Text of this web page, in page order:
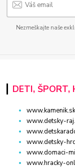
Nezmeškajte naše
DETI, ŠPORT,
www.detsky-
www.detsky-
www.domaci-
www.hracky-